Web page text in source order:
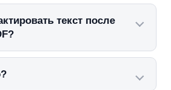
текст после